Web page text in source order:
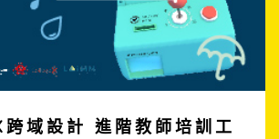
域設計 進階教師培訓工